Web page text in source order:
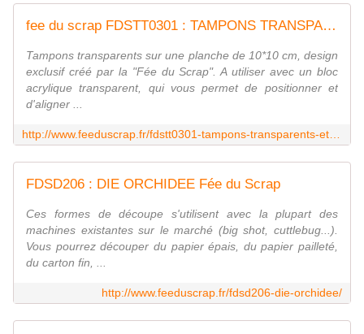
fee du scrap FDSTT0301 : TAMPONS TRANSPARENTS ETIQUETTES
Tampons transparents sur une planche de 10*10 cm, design
exclusif créé par la "Fée du Scrap". A utiliser avec un bloc
acrylique transparent, qui vous permet de positionner et
d'aligner ...
FDSD206 : DIE ORCHIDEE Fée du Scrap
Ces formes de découpe s'utilisent avec la plupart des
machines existantes sur le marché (big shot, cuttlebug...).
Vous pourrez découper du papier épais, du papier pailleté,
du carton fin, ...
http://www.feeduscrap.fr/fdsd206-die-orchidee/